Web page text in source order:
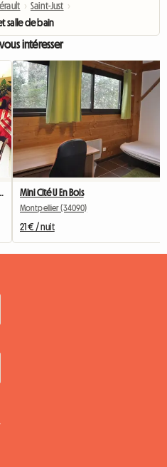
› Saint-Just ›
de bain privatisee
intéresser
Mini Cité U En Bois
Montpellier (34090)
21 € / nuit